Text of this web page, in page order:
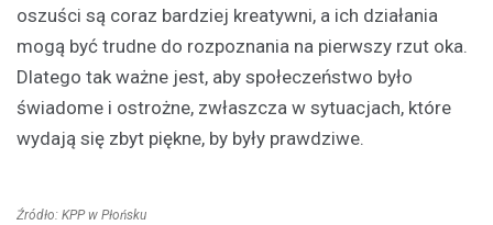
oszuści są coraz bardziej kreatywni, a ich działania
mogą być trudne do rozpoznania na pierwszy rzut oka.
Dlatego tak ważne jest, aby społeczeństwo było
świadome i ostrożne, zwłaszcza w sytuacjach, które
wydają się zbyt piękne, by były prawdziwe.
Źródło: KPP w Płońsku